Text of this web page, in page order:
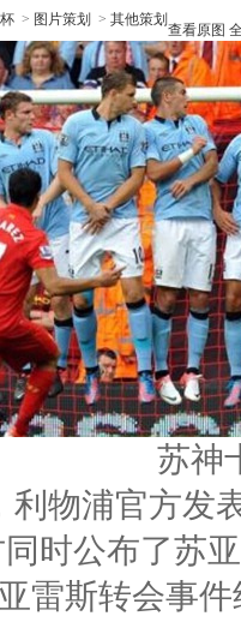
> 图片策划 > 其他策划
查看原图
苏神
利物浦官方发
时公布了苏
雷斯转会事